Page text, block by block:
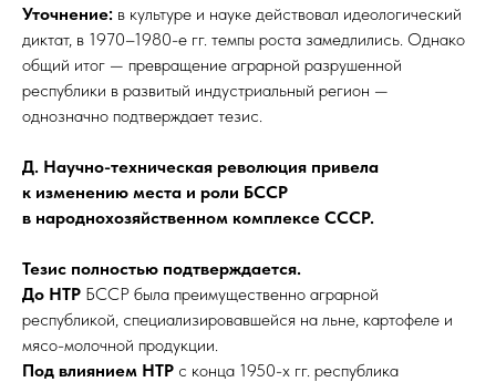
Уточнение: в культуре и науке действовал идеологический
диктат, в 1970–1980-е гг. темпы роста замедлились. Однако
общий итог — превращение аграрной разрушенной
республики в развитый индустриальный регион —
однозначно подтверждает тезис.​
Д. Научно-техническая революция привела
к изменению места и роли БССР
в народнохозяйственном комплексе СССР.
Тезис полностью подтверждается.
До НТР БССР была преимущественно аграрной
республикой, специализировавшейся на льне, картофеле и
мясо-молочной продукции.​
Под влиянием НТР с конца 1950-х гг. республика